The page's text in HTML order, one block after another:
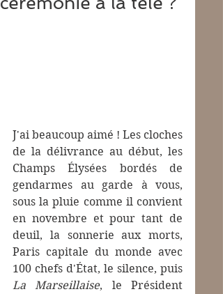
J'ai beaucoup aimé ! Les cloches
de la délivrance au début, les
Champs Élysées bordés de
gendarmes au garde à vous,
sous la pluie comme il convient
en novembre et pour tant de
deuil, la sonnerie aux morts,
Paris capitale du monde avec
100 chefs d'État, le silence, puis
La Marseillaise, le Président